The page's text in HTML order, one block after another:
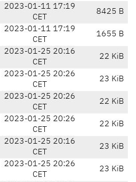
2023-01-11 17:19
CET
8425 B
2023-01-11 17:19
CET
1655 B
2023-01-25 20:16
CET
22 KiB
2023-01-25 20:26
CET
23 KiB
2023-01-25 20:26
CET
22 KiB
2023-01-25 20:26
CET
22 KiB
2023-01-25 20:16
CET
23 KiB
2023-01-25 20:26
CET
23 KiB